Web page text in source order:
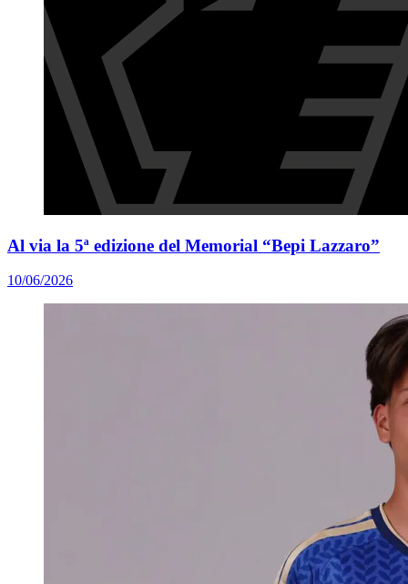
Al via la 5ª edizione del Memorial “Bepi Lazzaro”
10/06/2026